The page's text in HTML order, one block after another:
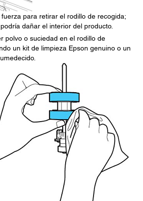
fuerza para retirar el rodillo de recogida;
dañar el interior del producto.
polvo o suciedad en el rodillo de
un kit de limpieza Epson genuino o un